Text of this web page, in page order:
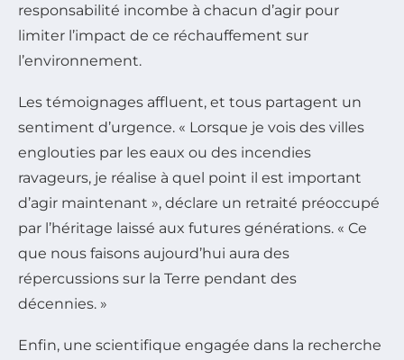
responsabilité incombe à chacun d’agir pour
limiter l’impact de ce réchauffement sur
l’environnement.
Les témoignages affluent, et tous partagent un
sentiment d’urgence. « Lorsque je vois des villes
englouties par les eaux ou des incendies
ravageurs, je réalise à quel point il est important
d’agir maintenant », déclare un retraité préoccupé
par l’héritage laissé aux futures générations. « Ce
que nous faisons aujourd’hui aura des
répercussions sur la Terre pendant des
décennies. »
Enfin, une scientifique engagée dans la recherche